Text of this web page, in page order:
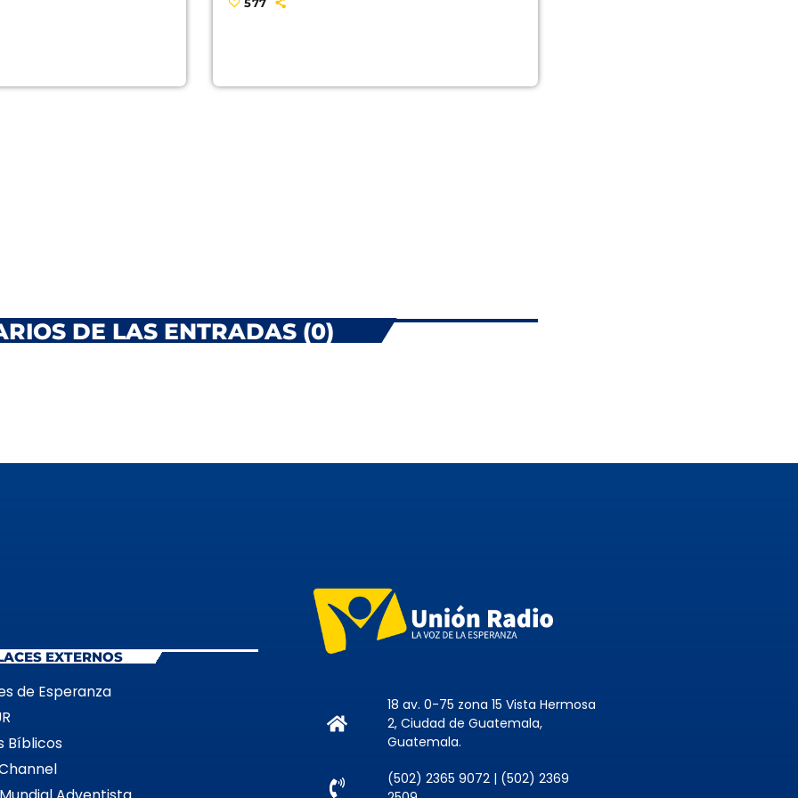
DE LAS ENTRADAS (0)
EXTERNOS
de Esperanza
Bíblicos
18 av. 0-75 zona 15 Vista Hermosa
2, Ciudad de Guatemala,
Guatemala.
(502) 2365 9072 | (502) 2369